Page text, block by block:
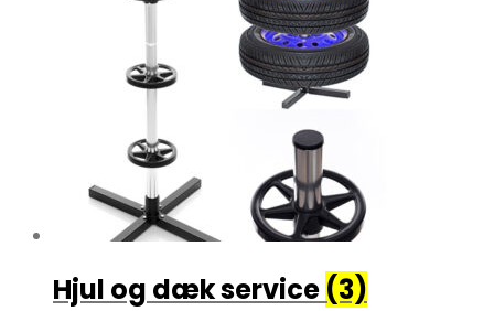
Hjul og dæk service (3)